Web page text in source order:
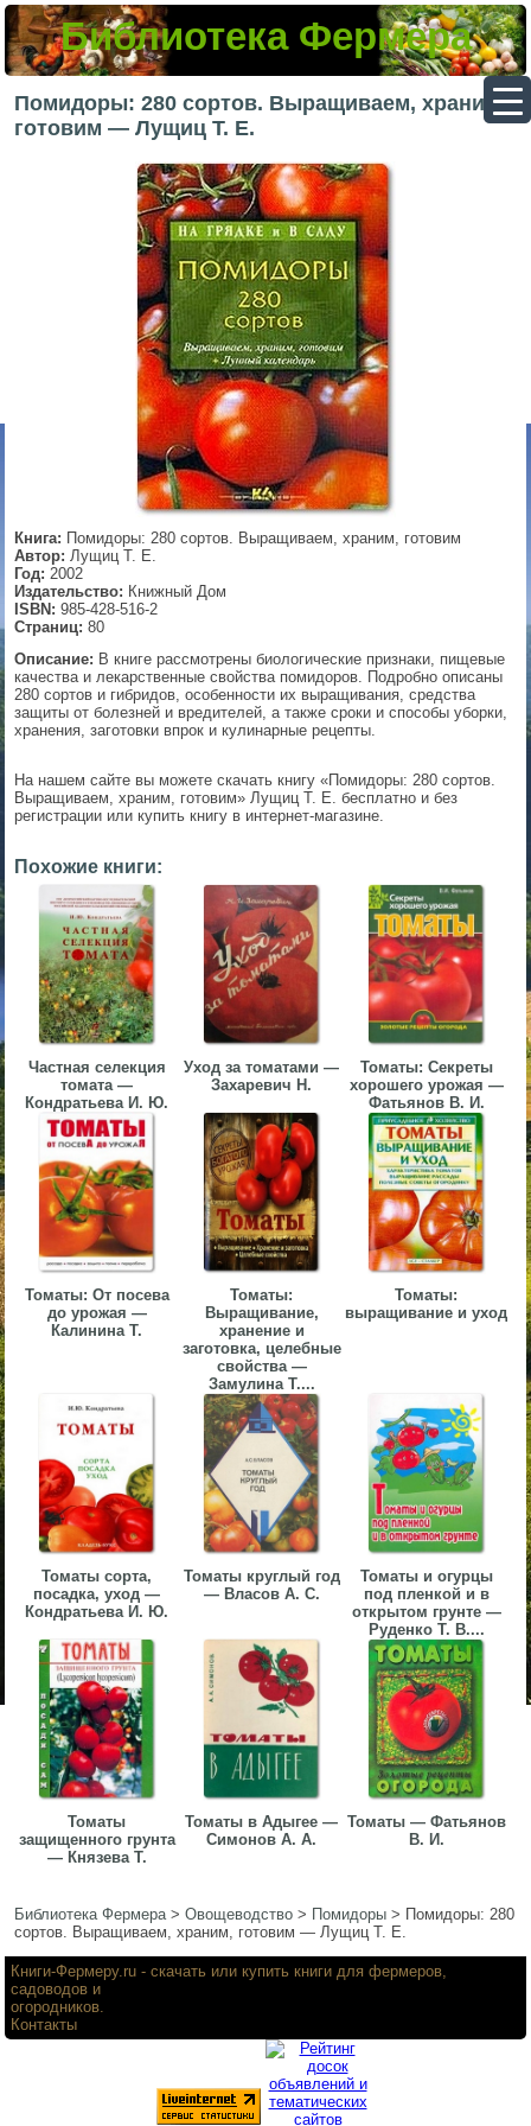
Библиотека Фермера
Помидоры: 280 сортов. Выращиваем, храним,
готовим — Лущиц Т. Е.
Книга: Помидоры: 280 сортов. Выращиваем, храним, готовим
Автор: Лущиц Т. Е.
Год: 2002
Издательство: Книжный Дом
ISBN: 985-428-516-2
Страниц: 80
Описание: В книге рассмотрены биологические признаки, пищевые
качества и лекарственные свойства помидоров. Подробно описаны
280 сортов и гибридов, особенности их выращивания, средства
защиты от болезней и вредителей, а также сроки и способы уборки,
хранения, заготовки впрок и кулинарные рецепты.
На нашем сайте вы можете скачать книгу «Помидоры: 280 сортов.
Выращиваем, храним, готовим» Лущиц Т. Е. бесплатно и без
регистрации или купить книгу в интернет-магазине.
Похожие книги:
Частная селекция
томата —
Кондратьева И. Ю.
Уход за томатами —
Захаревич Н.
Томаты: Секреты
хорошего урожая —
Фатьянов В. И.
Томаты: От посева
до урожая —
Калинина Т.
Томаты:
Выращивание,
хранение и
заготовка, целебные
свойства —
Замулина Т....
Томаты:
выращивание и уход
Томаты сорта,
посадка, уход —
Кондратьева И. Ю.
Томаты круглый год
— Власов А. С.
Томаты и огурцы
под пленкой и в
открытом грунте —
Руденко Т. В....
Томаты
защищенного грунта
— Князева Т.
Томаты в Адыгее —
Симонов А. А.
Томаты — Фатьянов
В. И.
Библиотека Фермера>Овощеводство > Помидоры > Помидоры: 280
сортов. Выращиваем, храним, готовим — Лущиц Т. Е.
▼
▼
▼
▼
▼
▼
Книги-Фермеру.ru - скачать или купить книги для фермеров,
садоводов и
огородников.
Контакты